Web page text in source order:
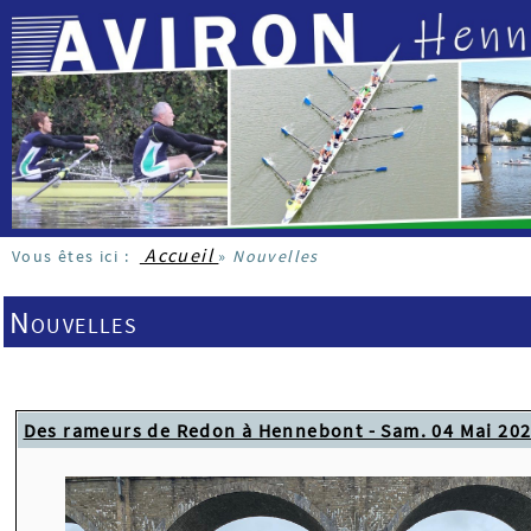
Vous êtes ici : Accueil » Nouvelles
Nouvelles
Des rameurs de Redon à Hennebont - Sam. 04 Mai